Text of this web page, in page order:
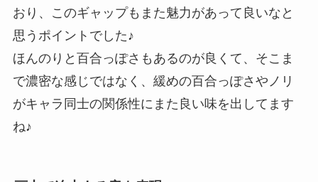
おり、このギャップもまた魅力があって良いなと
思うポイントでした♪
ほんのりと百合っぽさもあるのが良くて、そこま
で濃密な感じではなく、緩めの百合っぽさやノリ
がキャラ同士の関係性にまた良い味を出してます
ね♪